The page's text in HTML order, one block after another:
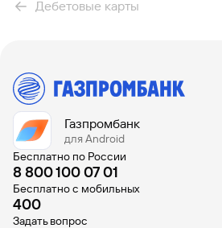
Премиальная карта
0 рублей (архивная)
Дебетовые карты МИР
Для перевода денег без комиссии
Виртуальные карты
Бонусные
Моментальная дебетовая карта
Все предложения
Дебетовые карты
Газпромбанк
для Android
Бесплатно по России
8 800 100 07 01
Бесплатно с мобильных
400
Задать вопрос